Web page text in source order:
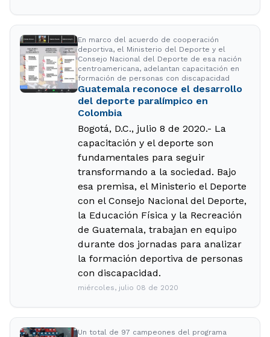
En marco del acuerdo de cooperación
deportiva, el Ministerio del Deporte y el
Consejo Nacional del Deporte de esa nación
centroamericana, adelantan capacitación en
formación de personas con discapacidad
Guatemala reconoce el desarrollo
del deporte paralímpico en
Colombia
Bogotá, D.C., julio 8 de 2020.- La
capacitación y el deporte son
fundamentales para seguir
transformando a la sociedad. Bajo
esa premisa, el Ministerio el Deporte
con el Consejo Nacional del Deporte,
la Educación Física y la Recreación
de Guatemala, trabajan en equipo
durante dos jornadas para analizar
la formación deportiva de personas
con discapacidad.
miércoles, julio 08 de 2020
Un total de 97 campeones del programa